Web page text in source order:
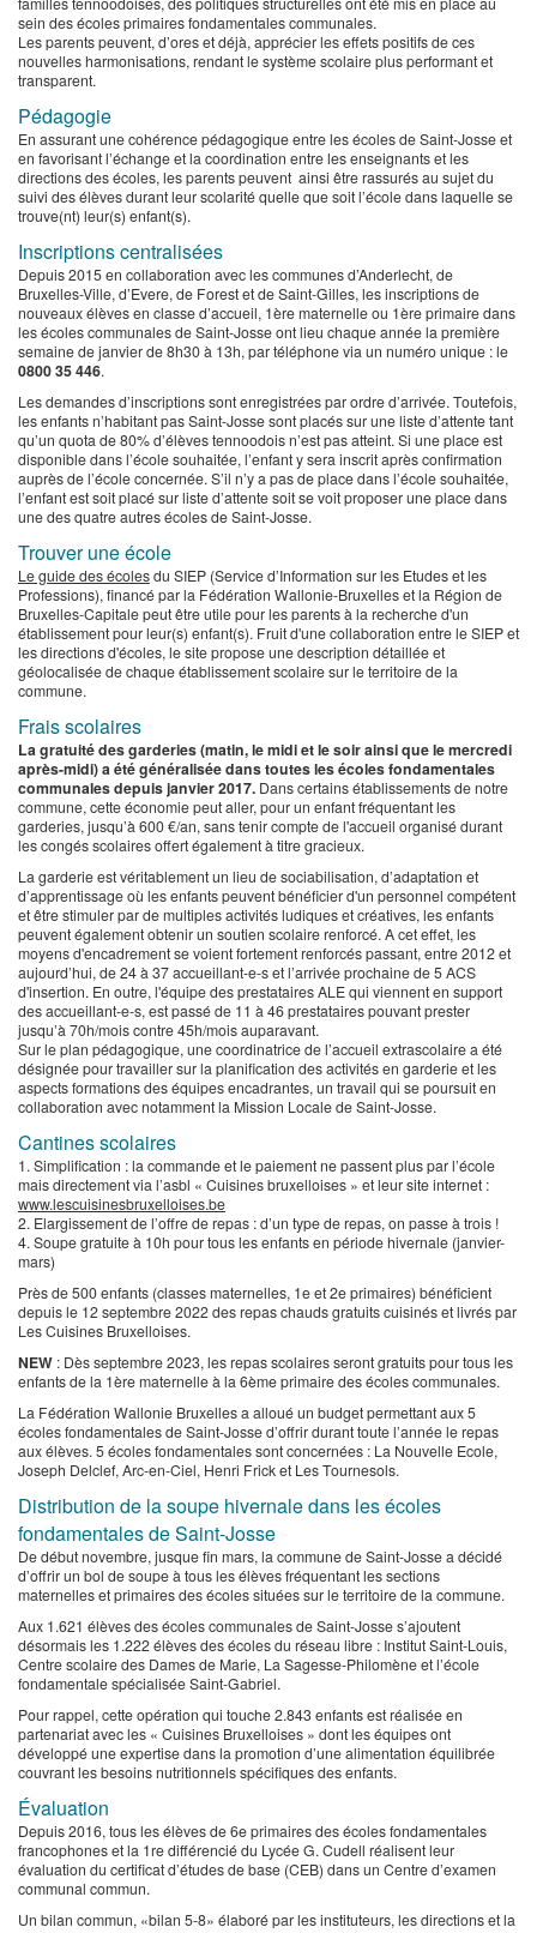
sein des écoles primaires fondamentales communales.
Les parents peuvent, d’ores et déjà, apprécier les effets positifs de ces
nouvelles harmonisations, rendant le système scolaire plus performant et
transparent.
Pédagogie
En assurant une cohérence pédagogique entre les écoles de Saint-Josse et
en favorisant l’échange et la coordination entre les enseignants et les
directions des écoles, les parents peuvent ainsi être rassurés au sujet du
suivi des élèves durant leur scolarité quelle que soit l’école dans laquelle se
trouve(nt) leur(s) enfant(s).
Inscriptions centralisées
Depuis 2015 en collaboration avec les communes d’Anderlecht, de
Bruxelles-Ville, d’Evere, de Forest et de Saint-Gilles, les inscriptions de
nouveaux élèves en classe d’accueil, 1ère maternelle ou 1ère primaire dans
les écoles communales de Saint-Josse ont lieu chaque année la première
semaine de janvier de 8h30 à 13h, par téléphone via un numéro unique : le
0800 35 446.
Les demandes d’inscriptions sont enregistrées par ordre d’arrivée. Toutefois,
les enfants n’habitant pas Saint-Josse sont placés sur une liste d’attente tant
qu’un quota de 80% d’élèves tennoodois n’est pas atteint. Si une place est
disponible dans l’école souhaitée, l’enfant y sera inscrit après confirmation
auprès de l’école concernée. S’il n’y a pas de place dans l’école souhaitée,
l’enfant est soit placé sur liste d’attente soit se voit proposer une place dans
une des quatre autres écoles de Saint-Josse.
Trouver une école
Le guide des écolesdu SIEP (Service d’Information sur les Etudes et les
Professions), financé par la Fédération Wallonie-Bruxelles et la Région de
Bruxelles-Capitale peut être utile pour les parents à la recherche d'un
établissement pour leur(s) enfant(s). Fruit d'une collaboration entre le SIEP et
les directions d'écoles, le site propose une description détaillée et
géolocalisée de chaque établissement scolaire sur le territoire de la
commune.
Frais scolaires
La gratuité des garderies (matin, le midi et le soir ainsi que le mercredi
après-midi) a été généralisée dans toutes les écoles fondamentales
communales depuis janvier 2017. Dans certains établissements de notre
commune, cette économie peut aller, pour un enfant fréquentant les
garderies, jusqu’à 600 €/an, sans tenir compte de l'accueil organisé durant
les congés scolaires offert également à titre gracieux.
La garderie est véritablement un lieu de sociabilisation, d’adaptation et
d’apprentissage où les enfants peuvent bénéficier d'un personnel compétent
et être stimuler par de multiples activités ludiques et créatives, les enfants
peuvent également obtenir un soutien scolaire renforcé. A cet effet, les
moyens d'encadrement se voient fortement renforcés passant, entre 2012 et
aujourd’hui, de 24 à 37 accueillant-e-s et l’arrivée prochaine de 5 ACS
d'insertion. En outre, l'équipe des prestataires ALE qui viennent en support
des accueillant-e-s, est passé de 11 à 46 prestataires pouvant prester
jusqu’à 70h/mois contre 45h/mois auparavant.
Sur le plan pédagogique, une coordinatrice de l’accueil extrascolaire a été
désignée pour travailler sur la planification des activités en garderie et les
aspects formations des équipes encadrantes, un travail qui se poursuit en
collaboration avec notamment la Mission Locale de Saint-Josse.
Cantines scolaires
1. Simplification : la commande et le paiement ne passent plus par l’école
mais directement via l’asbl « Cuisines bruxelloises » et leur site internet :
www.lescuisinesbruxelloises.be
2. Elargissement de l’offre de repas : d’un type de repas, on passe à trois !
4. Soupe gratuite à 10h pour tous les enfants en période hivernale (janvier-
mars)
Près de 500 enfants (classes maternelles, 1e et 2e primaires) bénéficient
depuis le 12 septembre 2022 des repas chauds gratuits cuisinés et livrés par
Les Cuisines Bruxelloises.
NEW : Dès septembre 2023, les repas scolaires seront gratuits pour tous les
enfants de la 1ère maternelle à la 6ème primaire des écoles communales.
La Fédération Wallonie Bruxelles a alloué un budget permettant aux 5
écoles fondamentales de Saint-Josse d’offrir durant toute l’année le repas
aux élèves. ​5 écoles fondamentales sont concernées : La Nouvelle Ecole,
Joseph Delclef, Arc-en-Ciel, Henri Frick et Les Tournesols.
Distribution de la soupe hivernale dans les écoles
fondamentales de Saint-Josse
De début novembre, jusque fin mars, la commune de Saint-Josse a décidé
d’offrir un bol de soupe à tous les élèves fréquentant les sections
maternelles et primaires des écoles situées sur le territoire de la commune.
Aux 1.621 élèves des écoles communales de Saint-Josse s’ajoutent
désormais les 1.222 élèves des écoles du réseau libre : Institut Saint-Louis,
Centre scolaire des Dames de Marie, La Sagesse-Philomène et l’école
fondamentale spécialisée Saint-Gabriel.
Pour rappel, cette opération qui touche 2.843 enfants est réalisée en
partenariat avec les « Cuisines Bruxelloises » dont les équipes ont
développé une expertise dans la promotion d’une alimentation équilibrée
couvrant les besoins nutritionnels spécifiques des enfants.
Évaluation
Depuis 2016, tous les élèves de 6e primaires des écoles fondamentales
francophones et la 1re différencié du Lycée G. Cudell réalisent leur
évaluation du certificat d’études de base (CEB) dans un Centre d’examen
communal commun.
Un bilan commun, «bilan 5-8» élaboré par les instituteurs, les directions et la